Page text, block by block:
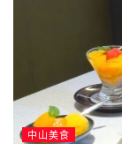
中山美食